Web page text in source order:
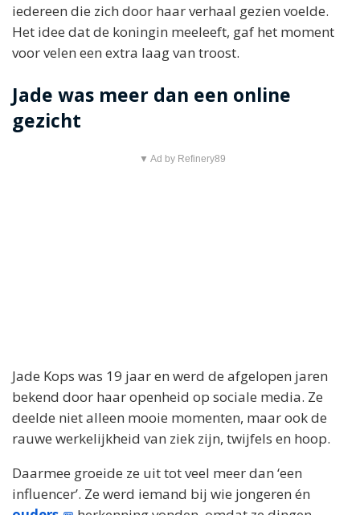
iedereen die zich door haar verhaal gezien voelde.
Het idee dat de koningin meeleeft, gaf het moment
voor velen een extra laag van troost.
Jade was meer dan een online
gezicht
▼ Ad by Refinery89
Jade Kops was 19 jaar en werd de afgelopen jaren
bekend door haar openheid op sociale media. Ze
deelde niet alleen mooie momenten, maar ook de
rauwe werkelijkheid van ziek zijn, twijfels en hoop.
Daarmee groeide ze uit tot veel meer dan ‘een
influencer’. Ze werd iemand bij wie jongeren én